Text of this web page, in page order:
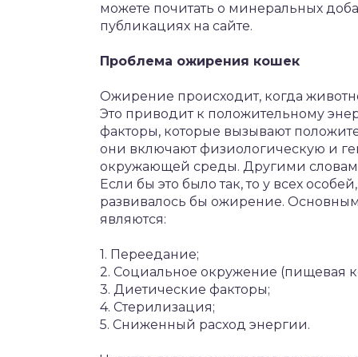
можете почитать о минеральных
публикациях на сайте.
Проблема ожирения кошек
Ожирение происходит, когда
Это приводит к положительному
факторы, которые вызывают
они включают физиологическую и
окружающей среды. Другими
Если бы это было так, то у всех
развивалось бы ожирение.
являются:
1. Переедание;
2. Социальное окружение (пищевая
3. Диетические факторы;
4. Стерилизация;
5. Сниженный расход энергии.